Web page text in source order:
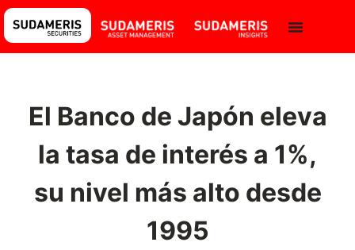
El Banco de Japón eleva
la tasa de interés a 1%,
su nivel más alto desde
1995